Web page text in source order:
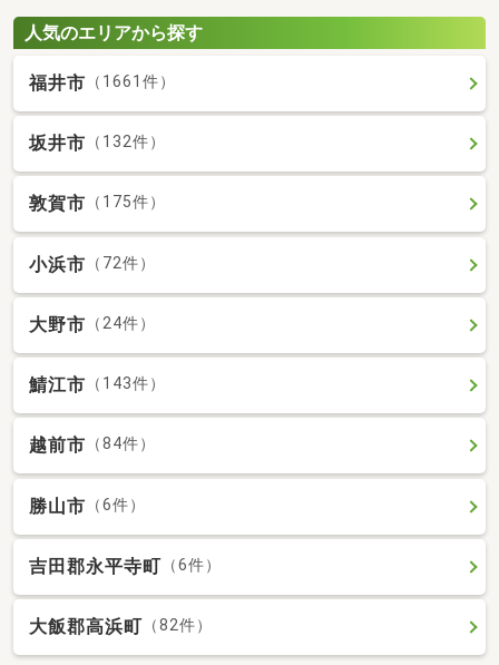
人気のエリアから探す
福井市 （1661件）
坂井市 （132件）
敦賀市 （175件）
小浜市 （72件）
大野市 （24件）
鯖江市 （143件）
越前市 （84件）
勝山市 （6件）
吉田郡永平寺町 （6件）
大飯郡高浜町 （82件）